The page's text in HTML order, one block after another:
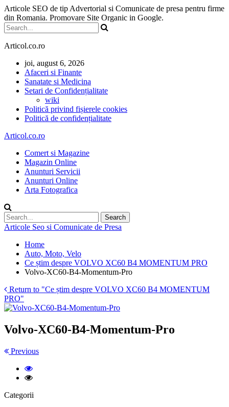
Articole SEO de tip Advertorial si Comunicate de presa pentru firme
din Romania. Promovare Site Organic in Google.
Articol.co.ro
joi, august 6, 2026
Afaceri si Finante
Sanatate si Medicina
Setari de Confidențialitate
wiki
Politică privind fișierele cookies
Politică de confidențialitate
Articol.co.ro
Comert si Magazine
Magazin Online
Anunturi Servicii
Anunturi Online
Arta Fotografica
Articole Seo si Comunicate de Presa
Home
Auto, Moto, Velo
Ce știm despre VOLVO XC60 B4 MOMENTUM PRO
Volvo-XC60-B4-Momentum-Pro
Return to "Ce știm despre VOLVO XC60 B4 MOMENTUM
PRO"
Volvo-XC60-B4-Momentum-Pro
Previous
Categorii